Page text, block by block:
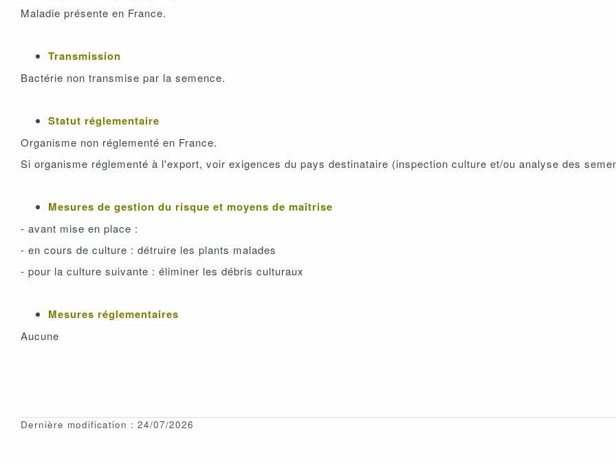
Maladie présente en France.
Transmission
Bactérie non transmise par la semence.
Statut réglementaire
Organisme non réglementé en France.
Si organisme réglementé à l'export, voir exigences du pays destinataire (inspection culture et/ou analyse des
Mesures de gestion du risque et moyens de maîtrise
- avant mise en place :
- en cours de culture : détruire les plants malades
- pour la culture suivante : éliminer les débris culturaux
Mesures réglementaires
Aucune
Dernière modification : 24/07/2026